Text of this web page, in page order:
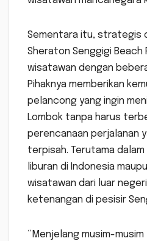
Sementara itu, strategis
Sheraton Senggigi Beach
wisatawan dengan
Pihaknya memberikan
pelancong yang ingin
Lombok tanpa harus
perencanaan perjalanan
terpisah. Terutama
liburan di Indonesia
wisatawan dari luar
ketenangan di pesisir
“Menjelang musim-